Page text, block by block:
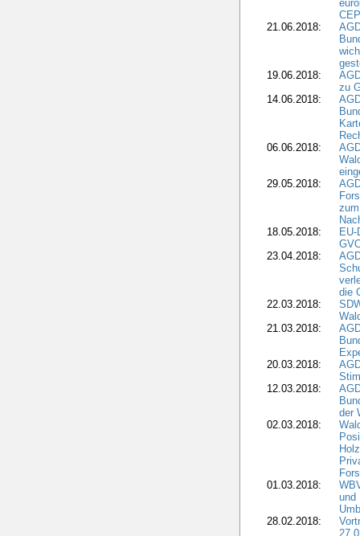
21.06.2018:
19.06.2018:
zu
14.06.2018:
06.06.2018:
29.05.2018:
18.05.2018:
23.04.2018:
die
22.03.2018:
21.03.2018:
20.03.2018:
12.03.2018:
der
02.03.2018:
01.03.2018:
und
28.02.2018: